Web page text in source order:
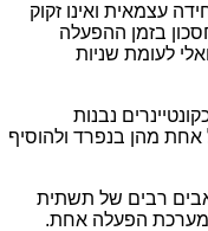
עצמאית ואינו זקוק
בזמן ההפעלה
לעומת שניות
נבנות
אחת מהן בנפרד ולהוסיף
רבים של תשתית
הפעלה אחת.